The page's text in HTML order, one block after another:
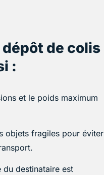
de colis
:
et le poids maximum
objets fragiles pour éviter
destinataire est